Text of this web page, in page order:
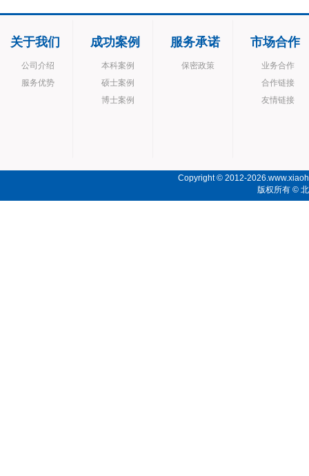
关于我们
公司介绍
服务优势
成功案例
本科案例
硕士案例
博士案例
服务承诺
保密政策
市场合作
业务合作
合作链接
友情链接
Copyright © 2012-
版权所有 ©